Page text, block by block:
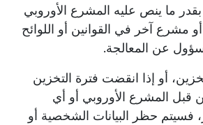
ما ينص عليه المشرع الأوروبي
أو مشرع آخر في القوانين أو اللوائح
عن المعالجة.
أو إذا انقضت فترة التخزين
قبل المشرع الأوروبي أو أي
حظر البيانات الشخصية أو